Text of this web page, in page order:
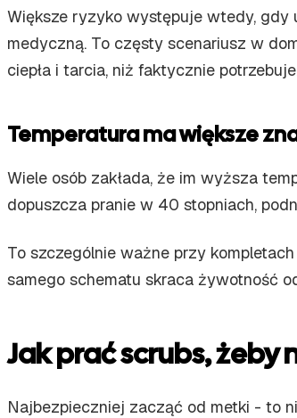
Większe ryzyko występuje wtedy, gdy
medyczną. To częsty scenariusz w
ciepła i tarcia, niż faktycznie
Temperatura ma większe
Wiele osób zakłada, że im wyższa
dopuszcza pranie w 40 stopniach,
To szczególnie ważne przy
samego schematu skraca żywotność
Jak prać scrubs, żeby
Najbezpieczniej zacząć od metki - to